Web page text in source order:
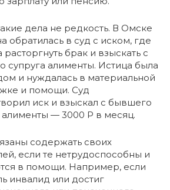
дела не редкость. В Омске
обратилась в суд с иском, где
расторгнуть брак и взыскать с
супруга алименты. Истица была
и нуждалась в материальной
и помощи. Суд
иск и взыскал с бывшего
алименты — 3000 Р в месяц.
содержать своих
если те нетрудоспособны и
в помощи. Например, если
инвалид или достиг